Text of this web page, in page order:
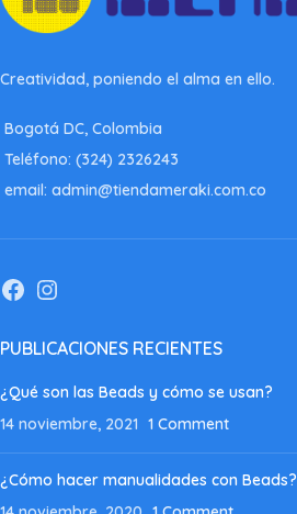
Creatividad, poniendo el alma en ello.
Bogotá DC, Colombia
Teléfono: (324) 2326243
email: admin@tiendameraki.com.co
PUBLICACIONES RECIENTES
¿Qué son las Beads y cómo se usan?
14 noviembre, 2021 1 Comment
¿Cómo hacer manualidades con Beads?